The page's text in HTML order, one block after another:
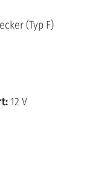
(Typ F)
12 V